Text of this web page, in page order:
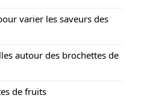
varier les saveurs des
autour des brochettes de
de fruits